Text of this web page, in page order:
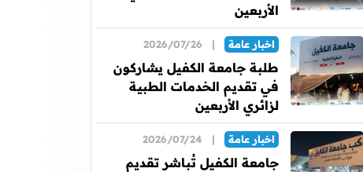
الأربعين
اخبار عامة |
2026/07/26
طلبة جامعة الكفيل يشاركون
في تقديم الخدمات الطبية
لزائري الأربعين
اخبار عامة |
2026/07/24
جامعة الكفيل تُباشر تقديم